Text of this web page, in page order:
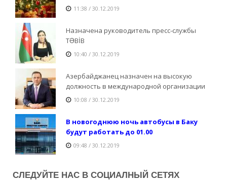
11:38 / 30.12.2019
Назначена руководитель пресс-службы
TƏBİB
10:40 / 30.12.2019
Азербайджанец назначен на высокую
должность в международной организации
10:08 / 30.12.2019
В новогоднюю ночь автобусы в Баку
будут работать до 01.00
09:48 / 30.12.2019
СЛЕДУЙТЕ НАС В СОЦИАЛНЫЙ СЕТЯХ